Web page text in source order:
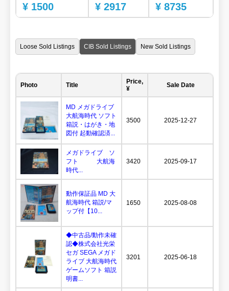
¥ 1500 ¥ 2917 ¥ 8735
Loose Sold Listings CIB Sold Listings New Sold Listings
Photo Title
Price,
¥
Sale Date
MD メガドライブ
大航海時代 ソフト
箱説・はがき・地
図付 起動確認済...
3500 2025-12-27
メガドライブ ソ
フト 大航海
時代...
3420 2025-09-17
動作保証品 MD 大
航海時代 箱説/マ
ップ付【10...
1650 2025-08-08
◆中古品/動作未確
認◆株式会社光栄
セガ SEGA メガド
ライブ 大航海時代
ゲームソフト 箱説
明書...
3201 2025-06-18